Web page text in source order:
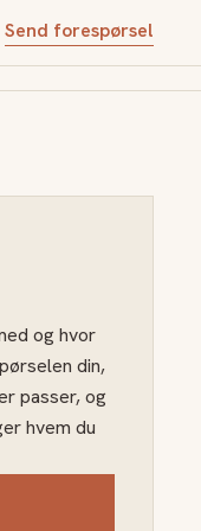
Send forespørsel
og hvor
din,
passer, og
hvem du